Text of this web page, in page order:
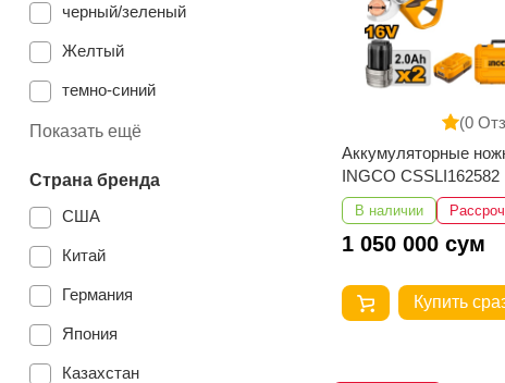
черный/зеленый
Желтый
темно-синий
оранжевая
оранжевый
Показать ещё
Страна бренда
США
Китай
Германия
Япония
Казахстан
(0
Аккумуляторные
INGCO CSSLI162582
В наличии
1 050 000 сум
Купить